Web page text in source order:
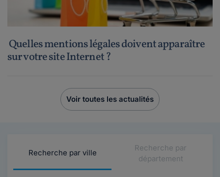
Quelles mentions légales doivent apparaître
sur votre site Internet ?
Voir toutes les actualités
Recherche par ville
Recherche par
département